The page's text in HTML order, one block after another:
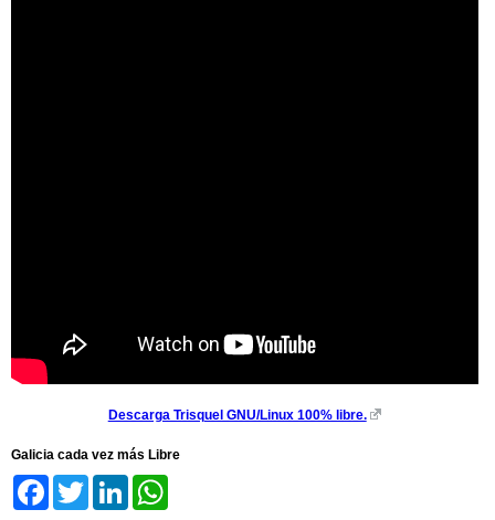
Descarga Trisquel GNU/Linux 100% libre.
Galicia cada vez más Libre
FacebookTwitter LinkedIn